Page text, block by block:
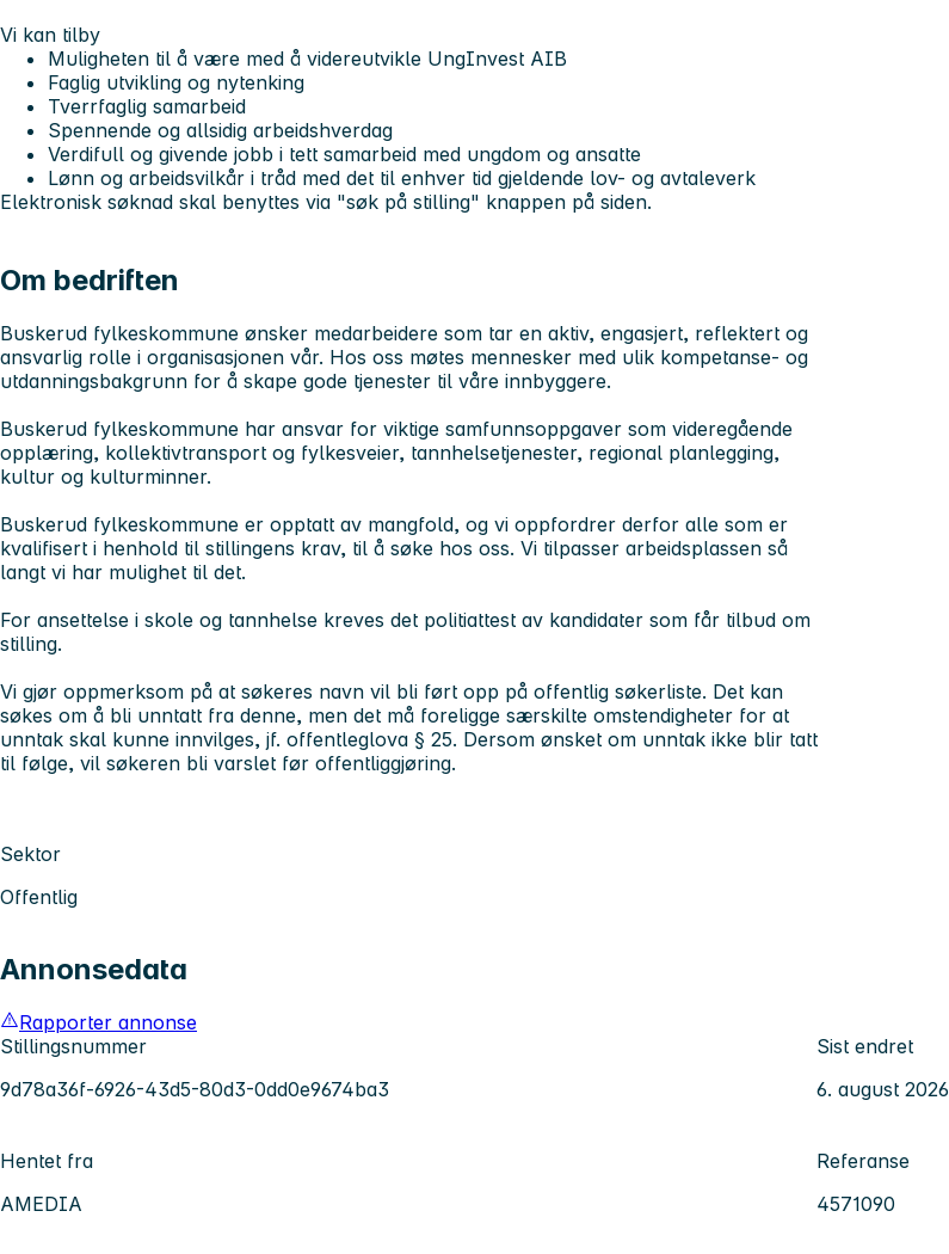
Vi kan tilby
Muligheten til å være med å videreutvikle UngInvest AIB
Faglig utvikling og nytenking
Tverrfaglig samarbeid
Spennende og allsidig arbeidshverdag
Verdifull og givende jobb i tett samarbeid med ungdom og ansatte
Lønn og arbeidsvilkår i tråd med det til enhver tid gjeldende lov- og avtaleverk
Elektronisk søknad skal benyttes via "søk på stilling" knappen på siden.
Om bedriften
Buskerud fylkeskommune ønsker medarbeidere som tar en aktiv, engasjert, reflektert og
ansvarlig rolle i organisasjonen vår. Hos oss møtes mennesker med ulik kompetanse- og
utdanningsbakgrunn for å skape gode tjenester til våre innbyggere.
Buskerud fylkeskommune har ansvar for viktige samfunnsoppgaver som videregående
opplæring, kollektivtransport og fylkesveier, tannhelsetjenester, regional planlegging,
kultur og kulturminner.
Buskerud fylkeskommune er opptatt av mangfold, og vi oppfordrer derfor alle som er
kvalifisert i henhold til stillingens krav, til å søke hos oss. Vi tilpasser arbeidsplassen så
langt vi har mulighet til det.
For ansettelse i skole og tannhelse kreves det politiattest av kandidater som får tilbud om
stilling.
Vi gjør oppmerksom på at søkeres navn vil bli ført opp på offentlig søkerliste. Det kan
søkes om å bli unntatt fra denne, men det må foreligge særskilte omstendigheter for at
unntak skal kunne innvilges, jf. offentleglova § 25. Dersom ønsket om unntak ikke blir tatt
til følge, vil søkeren bli varslet før offentliggjøring.
Sektor
Offentlig
Annonsedata
Rapporter annonse
Stillingsnummer
9d78a36f-6926-43d5-80d3-0dd0e9674ba3
Sist endret
6. august 2026
Hentet fra
AMEDIA
Referanse
4571090